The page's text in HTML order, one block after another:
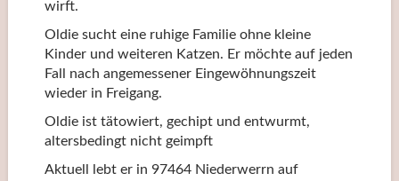
wirft.
Oldie sucht eine ruhige Familie ohne kleine
Kinder und weiteren Katzen. Er möchte auf jeden
Fall nach angemessener Eingewöhnungszeit
wieder in Freigang.
Oldie ist tätowiert, gechipt und entwurmt,
altersbedingt nicht geimpft
Aktuell lebt er in 97464 Niederwerrn auf